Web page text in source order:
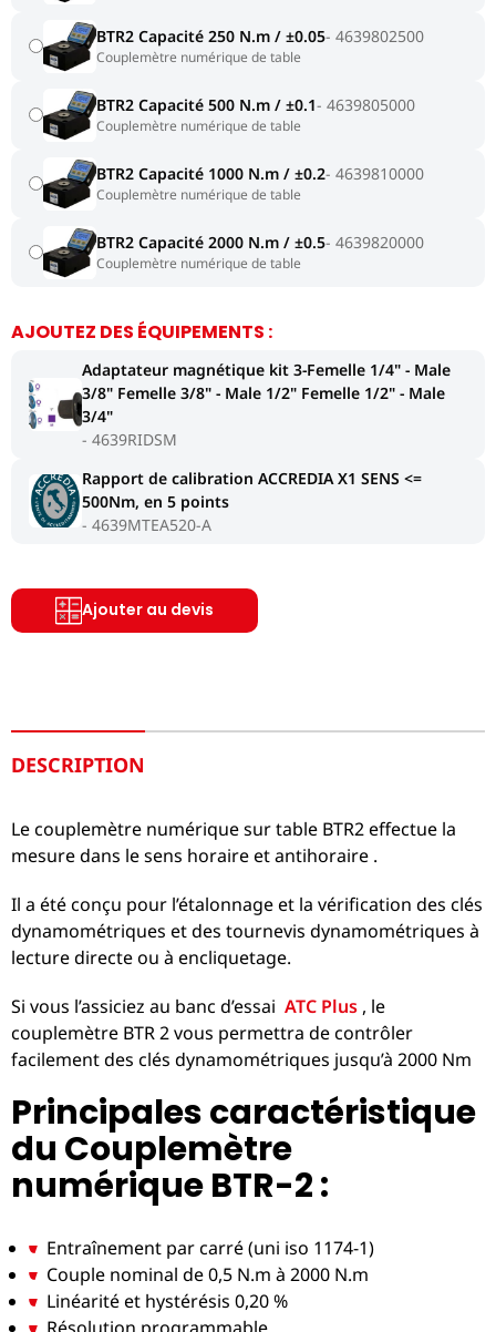
BTR2 Capacité 250 N.m / ±0.05 4639802500
Couplemètre numérique de table
BTR2 Capacité 500 N.m / ±0.1 4639805000
Couplemètre numérique de table
BTR2 Capacité 1000 N.m / ±0.2 4639810000
Couplemètre numérique de table
BTR2 Capacité 2000 N.m / ±0.5 4639820000
Couplemètre numérique de table
AJOUTEZ DES ÉQUIPEMENTS :
Adaptateur magnétique kit 3-Femelle 1/4" - Male
3/8" Femelle 3/8" - Male 1/2" Femelle 1/2" - Male
3/4"
4639RIDSM
Rapport de calibration ACCREDIA X1 SENS <=
500Nm, en 5 points
4639MTEA520-A
Ajouter au devis
DESCRIPTION
Le couplemètre numérique sur table BTR2 effectue la
mesure dans le sens horaire et antihoraire .
Il a été conçu pour l’étalonnage et la vérification des clés
dynamométriques et des tournevis dynamométriques à
lecture directe ou à encliquetage.
Si vous l’assiciez au banc d’essaiATC Plus , le
couplemètre BTR 2 vous permettra de contrôler
facilement des clés dynamométriques jusqu’à 2000 Nm
Principales caractéristique
du Couplemètre
numérique BTR-2 :
Entraînement par carré (uni iso 1174-1)
Couple nominal de 0,5 N.m à 2000 N.m
Linéarité et hystérésis 0,20 %
Résolution programmable